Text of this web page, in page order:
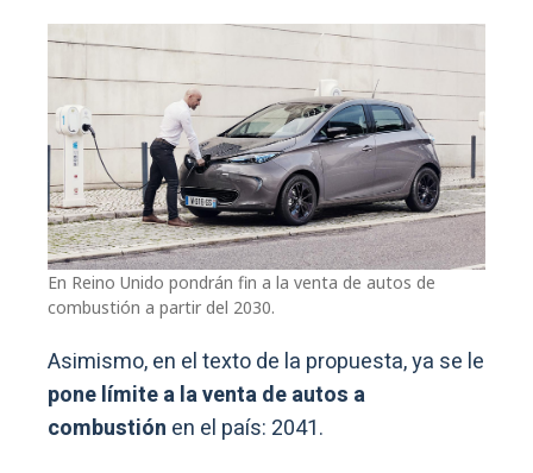
En Reino Unido pondrán fin a la venta de autos de
combustión a partir del 2030.
Asimismo, en el texto de la propuesta, ya se le
pone límite a la venta de autos a
combustión en el país: 2041.